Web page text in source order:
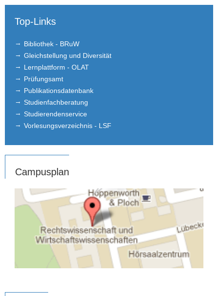
Top-Links
Bibliothek - BRuW
Gleichstellung und Diversität
Lernplattform - OLAT
Prüfungsamt
Publikationsdatenbank
Studienfachberatung
Studierendenservice
Vorlesungsverzeichnis - LSF
Campusplan